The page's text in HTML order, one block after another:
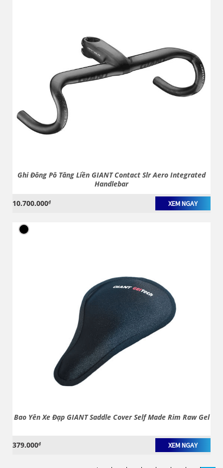
Ghi Đông Pô Tăng Liền GIANT Contact Slr Aero Integrated
Handlebar
10.700.000₫ XEM NGAY
Bao Yên Xe Đạp GIANT Saddle Cover Self Made Rim Raw Gel
379.000₫ XEM NGAY